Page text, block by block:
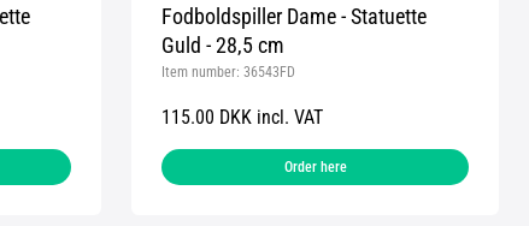
Fodboldspiller Dame - Statuette
Guld - 28,5 cm
Item number:36543FD
115.00 DKK incl. VAT
Order here